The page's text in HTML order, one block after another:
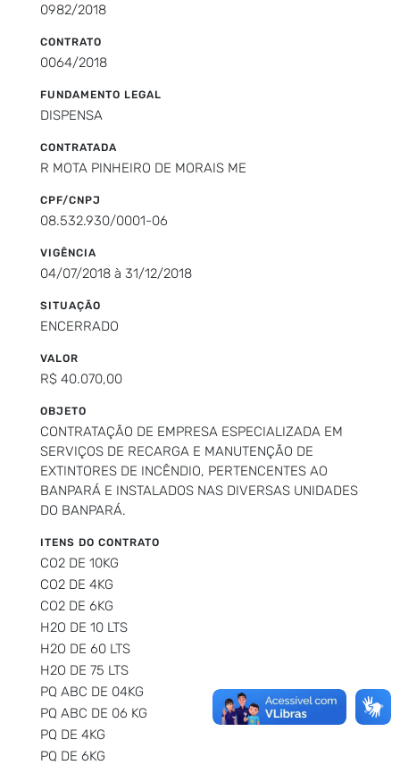
0982/2018
CONTRATO
0064/2018
FUNDAMENTO LEGAL
DISPENSA
CONTRATADA
R MOTA PINHEIRO DE MORAIS ME
CPF/CNPJ
08.532.930/0001-06
VIGÊNCIA
04/07/2018 à 31/12/2018
SITUAÇÃO
ENCERRADO
VALOR
R$ 40.070,00
OBJETO
CONTRATAÇÃO DE EMPRESA ESPECIALIZADA EM
SERVIÇOS DE RECARGA E MANUTENÇÃO DE
EXTINTORES DE INCÊNDIO, PERTENCENTES AO
BANPARÁ E INSTALADOS NAS DIVERSAS UNIDADES
DO BANPARÁ.
ITENS DO CONTRATO
CO2 DE 10KG
CO2 DE 4KG
CO2 DE 6KG
H2O DE 10 LTS
H2O DE 60 LTS
H2O DE 75 LTS
PQ ABC DE 04KG
PQ ABC DE 06 KG
PQ DE 4KG
PQ DE 6KG